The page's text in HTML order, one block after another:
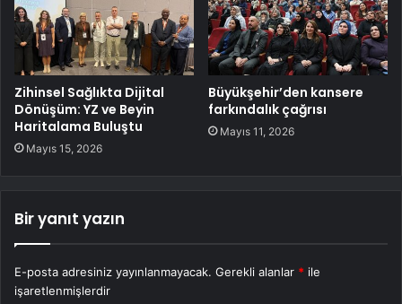
Zihinsel Sağlıkta Dijital
Dönüşüm: YZ ve Beyin
Haritalama Buluştu
Mayıs 15, 2026
Büyükşehir’den kansere
farkındalık çağrısı
Mayıs 11, 2026
Bir yanıt yazın
E-posta adresiniz yayınlanmayacak. Gerekli alanlar * ile
işaretlenmişlerdir